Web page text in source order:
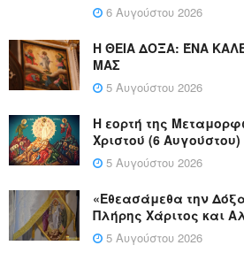
6 Αυγούστου 2026
Η ΘΕΙΑ ΔΟΞΑ: ΈΝΑ
ΜΑΣ
5 Αυγούστου 2026
Η εορτή της
Χριστού (6 Αυγούστου)
5 Αυγούστου 2026
«Εθεασάμεθα την
Πλήρης Χάριτος και
5 Αυγούστου 2026